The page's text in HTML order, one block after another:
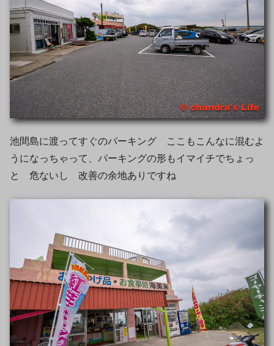
池間島に渡ってすぐのパーキング ここもこんなに混むよ
うになっちゃって、パーキングの形もイマイチでちょっ
と 危ないし 改善の余地ありですね